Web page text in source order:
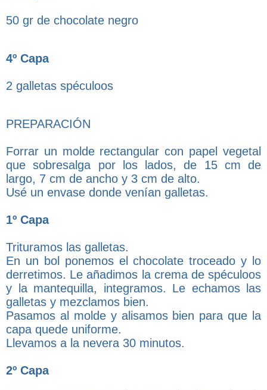
50 gr de chocolate negro
4º Capa
2 galletas spéculoos
PREPARACIÓN
Forrar un molde rectangular con papel vegetal
que sobresalga por los lados, de 15 cm de
largo, 7 cm de ancho y 3 cm de alto.
Usé un envase donde venían galletas.
1º Capa
Trituramos las galletas.
En un bol ponemos el chocolate troceado y lo
derretimos. Le añadimos la crema de spéculoos
y la mantequilla, integramos. Le echamos las
galletas y mezclamos bien.
Pasamos al molde y alisamos bien para que la
capa quede uniforme.
Llevamos a la nevera 30 minutos.
2º Capa